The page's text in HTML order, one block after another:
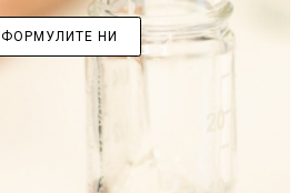
ФОРМУЛИТЕ НИ